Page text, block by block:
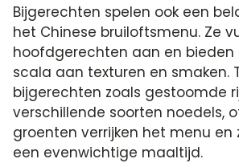
Bijgerechten spelen ook een
het Chinese bruiloftsmenu. Ze
hoofdgerechten aan en bieden
scala aan texturen en smaken.
bijgerechten zoals gestoomde
verschillende soorten noedels,
groenten verrijken het menu en
een evenwichtige maaltijd.